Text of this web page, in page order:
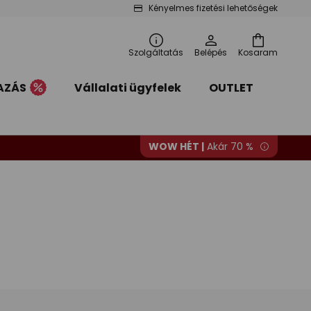
Kényelmes fizetési lehetőségek
Kosaram
Szolgáltatás Belépés
Vállalati ügyfelek
OUTLET
WOW HÉT | Akár 70 %